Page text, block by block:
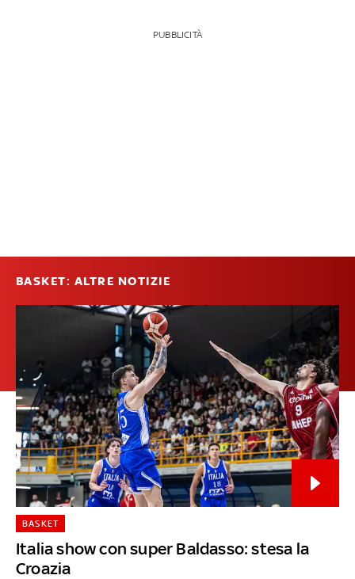
PUBBLICITÀ
BASKET: ALTRE NOTIZIE
Italia show con super Baldasso: stesa la
Croazia
BASKET